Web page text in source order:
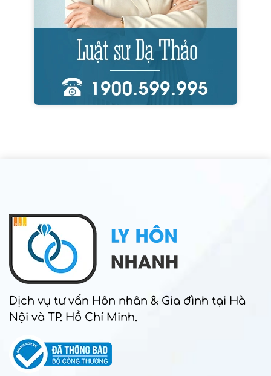
Dịch vụ tư vấn Hôn nhân & Gia đình tại Hà
Nội và TP. Hồ Chí Minh.